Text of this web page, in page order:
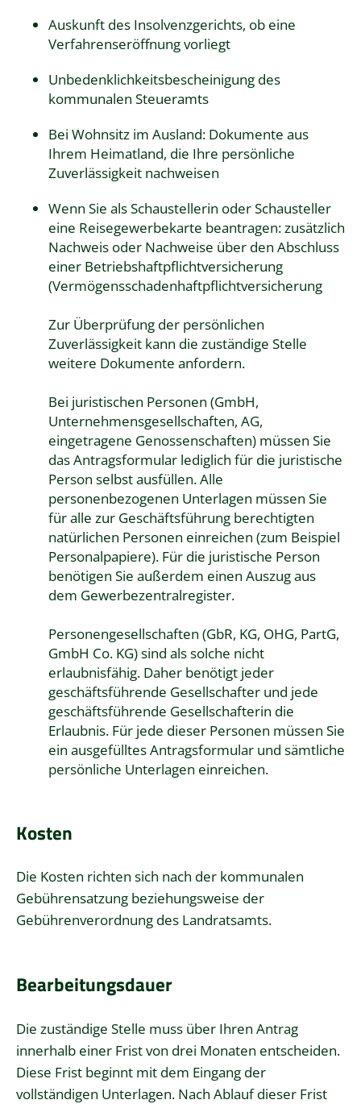
Auskunft des Insolvenzgerichts, ob eine
Verfahrenseröffnung vorliegt
Unbedenklichkeitsbescheinigung des
kommunalen Steueramts
Bei Wohnsitz im Ausland: Dokumente aus
Ihrem Heimatland, die Ihre persönliche
Zuverlässigkeit nachweisen
Wenn Sie als Schaustellerin oder Schausteller
eine Reisegewerbekarte beantragen: zusätzlich
Nachweis oder Nachweise über den Abschluss
einer Betriebshaftpflichtversicherung
(Vermögensschadenhaftpflichtversicherung
Zur Überprüfung der persönlichen
Zuverlässigkeit kann die zuständige Stelle
weitere Dokumente anfordern.
Bei juristischen Personen (GmbH,
Unternehmensgesellschaften, AG,
eingetragene Genossenschaften) müssen Sie
das Antragsformular lediglich für die juristische
Person selbst ausfüllen. Alle
personenbezogenen Unterlagen müssen Sie
für alle zur Geschäftsführung berechtigten
natürlichen Personen einreichen (zum Beispiel
Personalpapiere). Für die juristische Person
benötigen Sie außerdem einen Auszug aus
dem Gewerbezentralregister.
Personengesellschaften (GbR, KG, OHG, PartG,
GmbH Co. KG) sind als solche nicht
erlaubnisfähig. Daher benötigt jeder
geschäftsführende Gesellschafter und jede
geschäftsführende Gesellschafterin die
Erlaubnis. Für jede dieser Personen müssen Sie
ein ausgefülltes Antragsformular und sämtliche
persönliche Unterlagen einreichen.
Kosten
Die Kosten richten sich nach der kommunalen
Gebührensatzung beziehungsweise der
Gebührenverordnung des Landratsamts.
Bearbeitungsdauer
Die zuständige Stelle muss über Ihren Antrag
innerhalb einer Frist von drei Monaten entscheiden.
Diese Frist beginnt mit dem Eingang der
vollständigen Unterlagen. Nach Ablauf dieser Frist